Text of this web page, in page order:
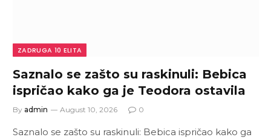
ZADRUGA 10 ELITA
Saznalo se zašto su raskinuli: Bebica
ispričao kako ga je Teodora ostavila
By admin August 10, 2026 0
Saznalo se zašto su raskinuli: Bebica ispričao kako ga